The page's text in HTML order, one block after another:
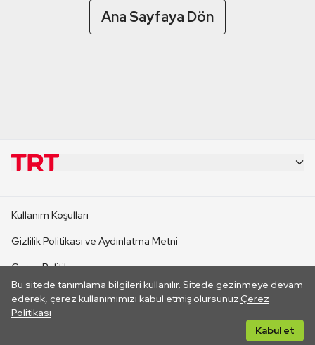
Ana Sayfaya Dön
Bu sitede tanımlama bilgileri kullanılır. Sitede gezinmeye devam
ederek, çerez kullanımımızı kabul etmiş olursunuz.Çerez
Politikası
Kabul et
CANLI YAYINLAR
Kullanım Koşulları
Gizlilik Politikası ve Aydınlatma Metni
Çerez Politikası
İletişim
Her hakkı saklıdır. ©2026 TRT. Bağlantı yoluyla gidilen dış